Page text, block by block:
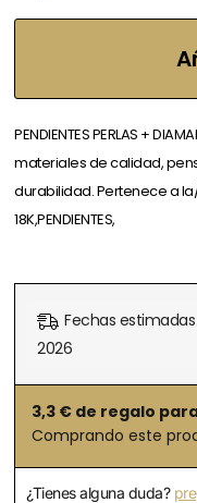
PENDIENTES PERLAS +
materiales de calidad,
durabilidad. Pertenece a la/
18K,PENDIENTES,
Fechas estimadas
2026
3,3 € de regalo
Comprando este
¿Tienes alguna duda?